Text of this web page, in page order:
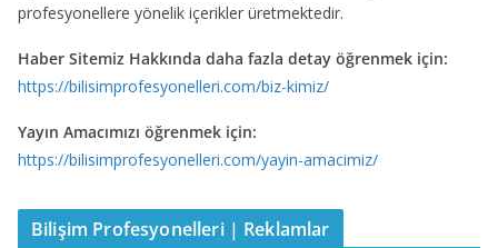
profesyonellere yönelik içerikler üretmektedir.
Haber Sitemiz Hakkında daha fazla detay öğrenmek için:
https://bilisimprofesyonelleri.com/biz-kimiz/
Yayın Amacımızı öğrenmek için:
https://bilisimprofesyonelleri.com/yayin-amacimiz/
Bilişim Profesyonelleri | Reklamlar